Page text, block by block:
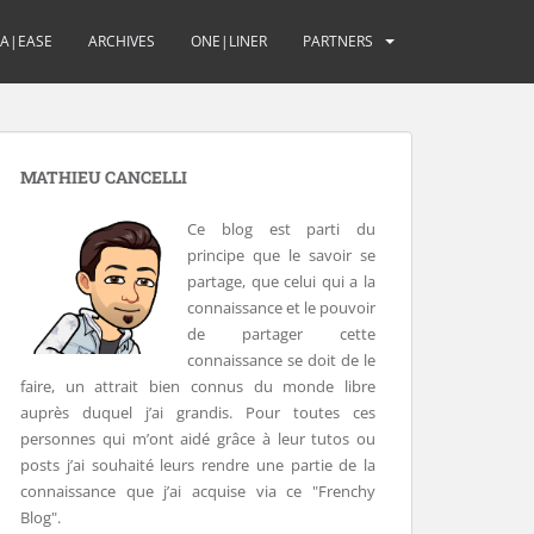
ARCHIVES ONE|LINER PARTNERS
MATHIEU CANCELLI
Ce blog est parti du
principe que le savoir se
partage, que celui qui a la
connaissance et le pouvoir
de partager cette
connaissance se doit de le
faire, un attrait bien connus du monde libre
auprès duquel j’ai grandis. Pour toutes ces
personnes qui m’ont aidé grâce à leur tutos ou
posts j’ai souhaité leurs rendre une partie de la
connaissance que j’ai acquise via ce "Frenchy
Blog".